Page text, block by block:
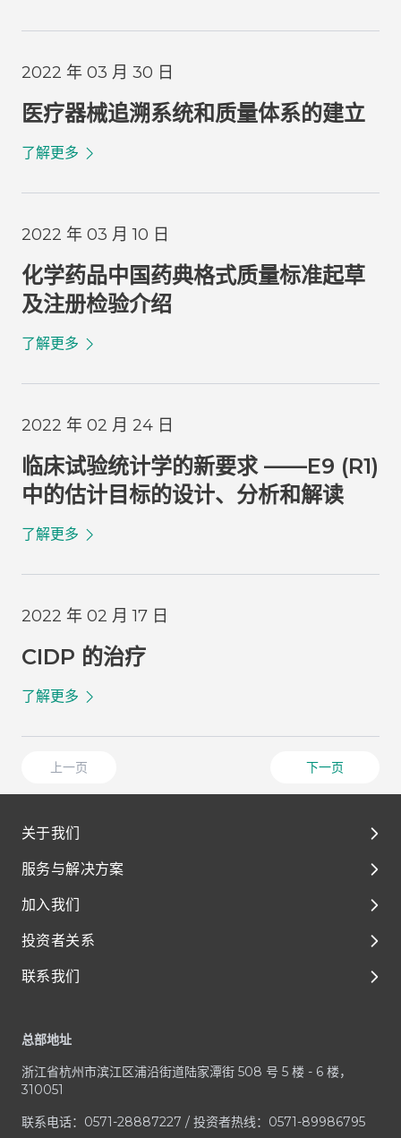
2022 年 03 月 30 日
医疗器械追溯系统和质量体系的建立
了解更多
2022 年 03 月 10 日
化学药品中国药典格式质量标准起草
及注册检验介绍
了解更多
2022 年 02 月 24 日
临床试验统计学的新要求 ——E9 (R1)
中的估计目标的设计、分析和解读
了解更多
2022 年 02 月 17 日
CIDP 的治疗
了解更多
上一页 下一页
关于我们
关于我们
环境、社会及管治（ESG）
媒体与资源
服务与解决方案
解决方案
临床前开发
临床开发
治疗领域
加入我们
泰格人的故事
人才成长与发展
加入泰格医药
投资者关系
公司治理
公司公告
招股文件
投资者联系方式
联系我们
业务咨询 / RFP
媒体与投资者咨询
合规疑虑
总部地址
浙江省杭州市滨江区浦沿街道陆家潭街 508 号 5 楼 - 6 楼，
310051
联系电话：0571-28887227 / 投资者热线：0571-89986795